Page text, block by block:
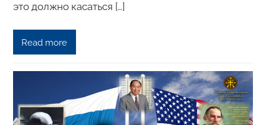
это должно касаться […]
Read more